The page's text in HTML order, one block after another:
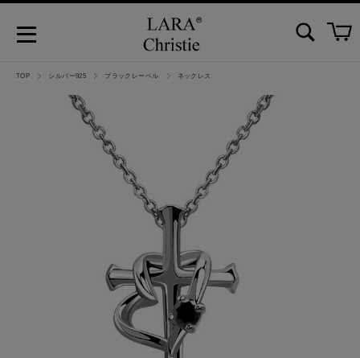
TOP シルバー925 ブラックレーベル ネックレス